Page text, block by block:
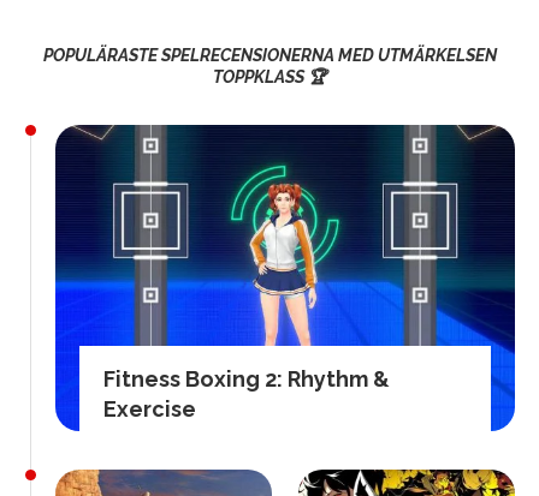
POPULÄRASTE SPELRECENSIONERNA MED UTMÄRKELSEN
TOPPKLASS 🏆
Fitness Boxing 2: Rhythm &
Exercise